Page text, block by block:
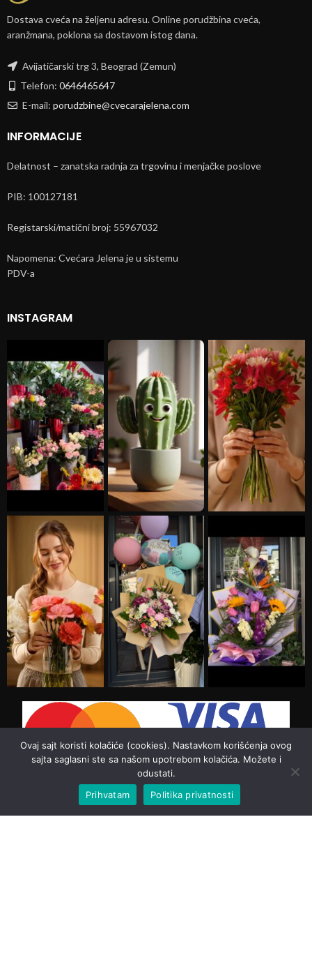
Dostava cveća na željenu adresu. Online porudžbina cveća,
aranžmana, poklona sa dostavom istog dana.
Avijatičarski trg 3, Beograd (Zemun)
Telefon: 0646465647
E-mail: porudzbine@cvecarajelena.com
INFORMACIJE
Delatnost – zanatska radnja za trgovinu i menjačke poslove
PIB: 100127181
Registarski/matični broj: 55967032
Napomena: Cvećara Jelena je u sistemu
PDV-a
INSTAGRAM
Ovaj sajt koristi kolačiće (cookies). Nastavkom korišćenja ovog
sajta saglasni ste sa našom upotrebom kolačića. Možete i
odustati.
Prihvatam
Politika privatnosti